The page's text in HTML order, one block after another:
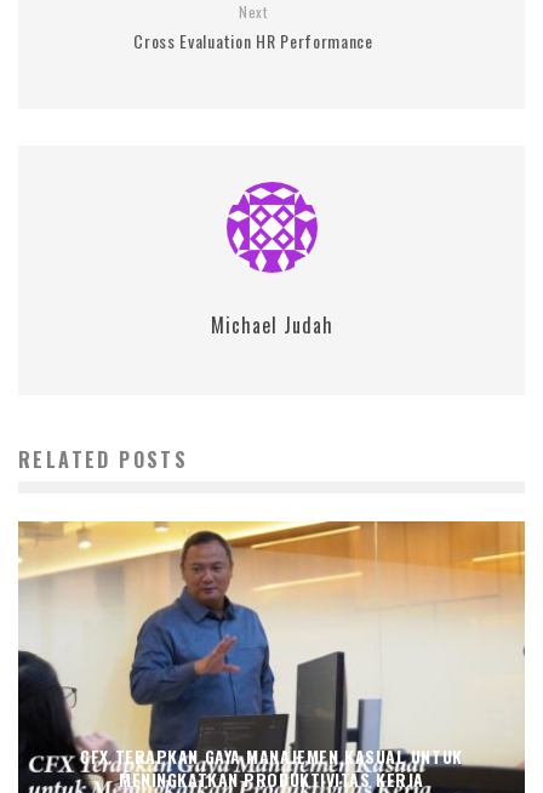
Next
Cross Evaluation HR Performance
Michael Judah
RELATED POSTS
CFX TERAPKAN GAYA MANAJEMEN KASUAL UNTUK
MENINGKATKAN PRODUKTIVITAS KERJA